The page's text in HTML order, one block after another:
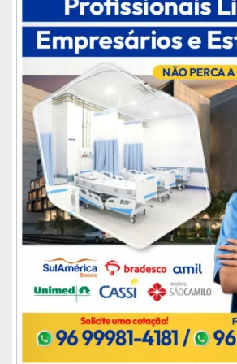
colaboradores melhoram o clima
na instituição e, por
serviços de qualidade à
consultas, preveniremos ou
afastamentos para tratamento de
por esforço repetitivo e custos
administração”, pontuou a
Justiça do MP-AP, Ivana Cei.
Publicidade (x)